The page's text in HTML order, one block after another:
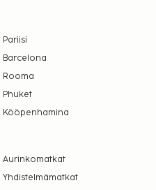
Pariisi
Barcelona
Rooma
Phuket
Kööpenhamina
Aurinkomatkat
Yhdistelmämatkat